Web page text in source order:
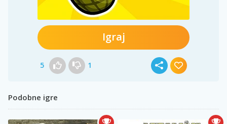
Igraj
5 1
Podobne igre